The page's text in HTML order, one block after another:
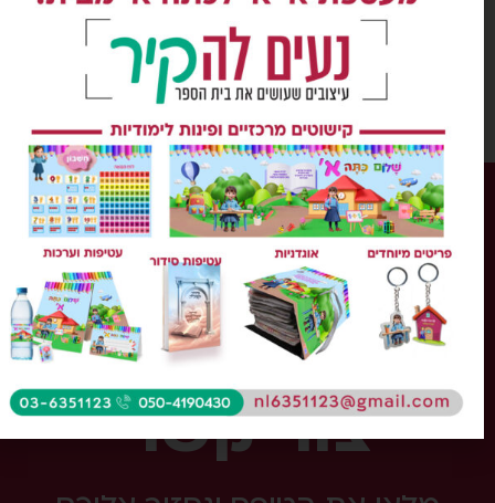
כל הזכויות שמורות ל'נעים להקיר'
השימוש במידע, בתוכן ובחומר כל שהוא מהאתר או
הקטלוג, אסורה בהחלט על פי דיני התורה והחוק.
צור קשר